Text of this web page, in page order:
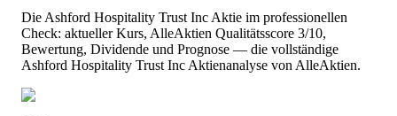
Die Ashford Hospitality Trust Inc Aktie im professionellen
Check: aktueller Kurs, AlleAktien Qualitätsscore 3/10,
Bewertung, Dividende und Prognose — die vollständige
Ashford Hospitality Trust Inc Aktienanalyse von AlleAktien.